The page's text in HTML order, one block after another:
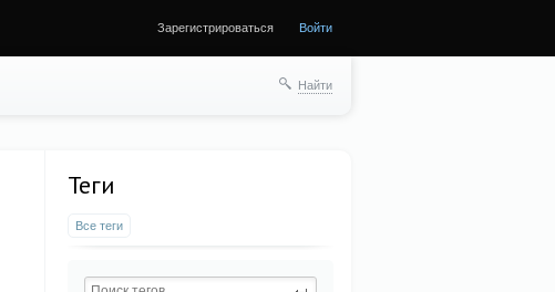
Зарегистрироваться Войти
Найти
Теги
Все теги